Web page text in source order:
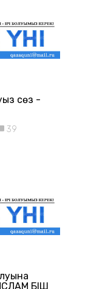
сөз -
39
ӘБІШ